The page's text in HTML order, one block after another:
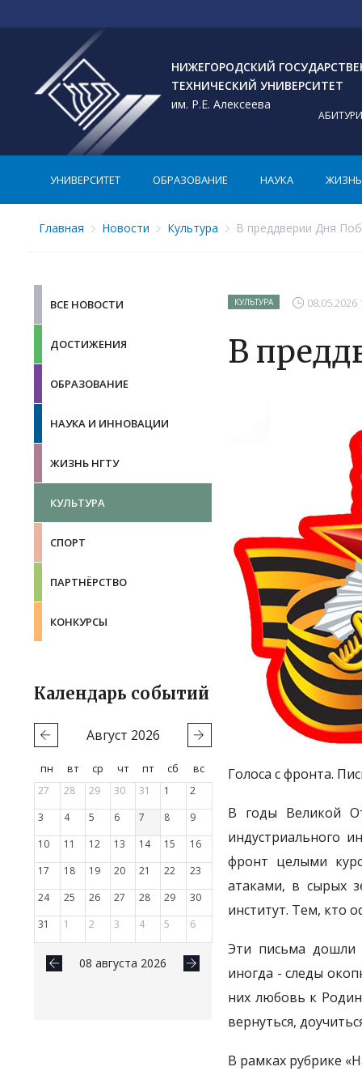
НИЖЕГОРОДСКИЙ
ТЕХНИЧЕСКИЙ УНИВЕРСИТЕТ
им. Р.Е. Алексеева
УНИВЕРСИТЕТ ОБРАЗОВАНИЕ НАУКА ЖИЗНЬ
Главная Новости Культура В преддверии Дня
ВСЕ НОВОСТИ
ДОСТИЖЕНИЯ
ОБРАЗОВАНИЕ
НАУКА И ИННОВАЦИИ
ЖИЗНЬ НГТУ
КУЛЬТУРА
СПОРТ
ПАРТНЁРСТВО
КОНКУРСЫ
Календарь событий
Август 2026
пн вт ср чт пт сб
вс
27
28 29 30 31 1
2
3
4 5 6 7 8
9
10
11 12 13 14 15
16
17
18 19 20 21 22
23
24
25 26 27 28 29
30
31
1 2 3 4 5 6
08 августа 2026
КУЛЬТУРА 08.05.2026
В
Голоса с фронта.
В годы Великой
индустриального
фронт целыми
атаками, в сырых
институт. Тем, кто
Эти письма дошли
иногда - следы
них любовь к
вернуться,
В рамках рубрике